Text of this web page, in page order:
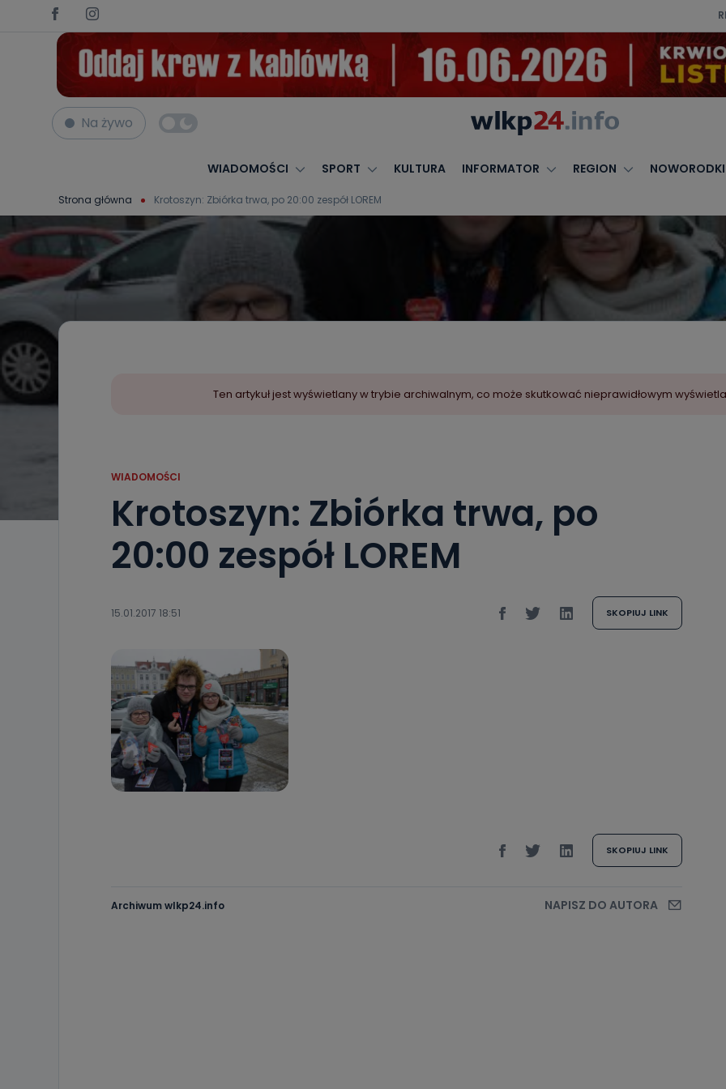
Na żywo
WIADOMOŚCI SPORT KULTURA INFORMATOR REGION NOWORODKI
Strona główna Krotoszyn: Zbiórka trwa, po 20:00 zespół LOREM
Ten artykuł jest wyświetlany w trybie archiwalnym, co może skutkować nieprawidłowym
WIADOMOŚCI
Krotoszyn: Zbiórka trwa, po
20:00 zespół LOREM
15.01.2017 18:51 SKOPIUJ LINK
SKOPIUJ LINK
Archiwum wlkp24.info NAPISZ DO AUTORA